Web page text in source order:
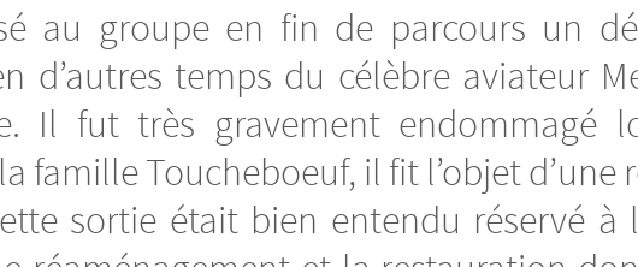
au groupe en fin de parcours un
d’autres temps du célèbre aviateur
Il fut très gravement endommagé
famille Toucheboeuf, il fit l’objet d’une
sortie était bien entendu réservé